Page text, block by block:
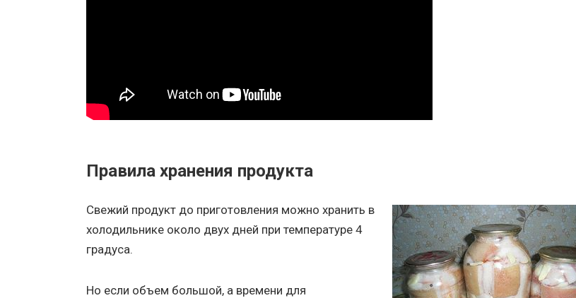
Правила хранения продукта
Свежий продукт до приготовления можно хранить в
холодильнике около двух дней при температуре 4
градуса.
Но если объем большой, а времени для